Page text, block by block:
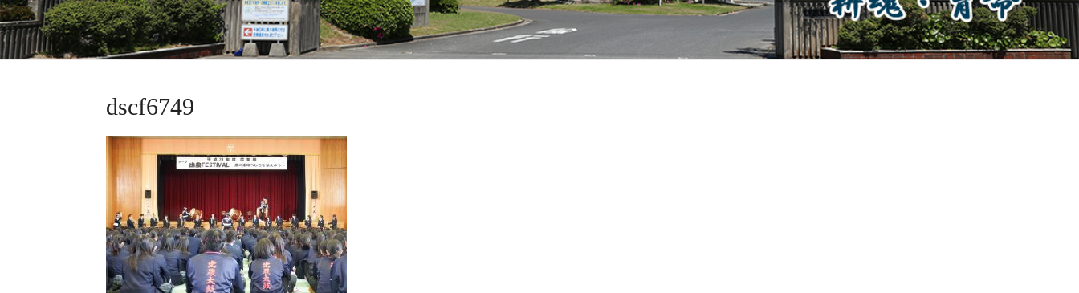
dscf6749